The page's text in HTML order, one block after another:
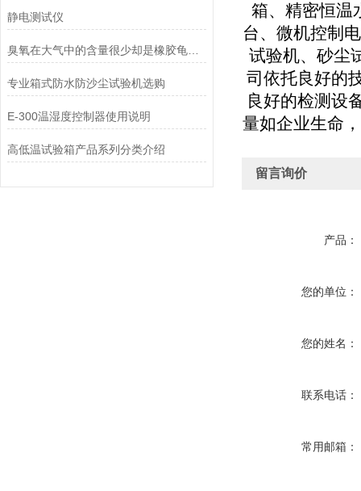
静电测试仪
臭氧在大气中的含量很少却是橡胶龟裂的主要因素_臭氧老化试验箱
专业箱式防水防沙尘试验机选购
E-300温湿度控制器使用说明
高低温试验箱产品系列分类介绍
箱、精密恒温
台、微机控制
试验机、砂尘
司依托良好的
良好的检测设
量如企业生命
留言询价
产品：
您的单位：
您的姓名：
联系电话：
常用邮箱：